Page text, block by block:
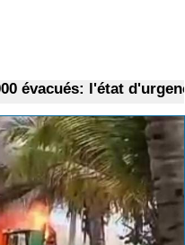
évacués: l'état